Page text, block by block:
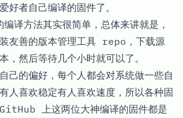
好者自己编译的固件了。
方法其实很简单，总体来讲就是，
友善的版本管理工具 repo ，下载源
，然后等待几个小时就可以了。
己的偏好，每个人都会对系统做一些自
人喜欢稳定有人喜欢速度，所以各种固
上这两位大神编译的固件都是